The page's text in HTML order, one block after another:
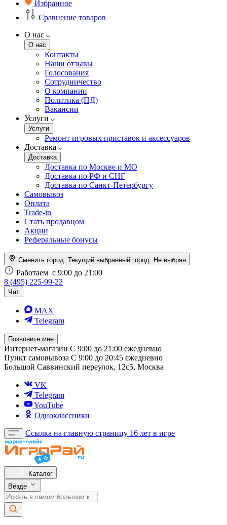
Избранное
Сравнение товаров
О нас
О нас
Контакты
Наши отзывы
Голосования
Сотрудничество
О компании
Политика (ПД)
Вакансии
Услуги
Услуги
Ремонт игровых приставок и аксессуаров
Доставка
Доставка
Доставка по Москве и МО
Доставка по РФ и СНГ
Доставка по Санкт-Петербургу
Самовывоз
Оплата
Trade-in
Стать продавцом
Акции
Реферальные бонусы
Сменить город. Текущий выбранный город: Не выбран
Работаем с 9:00 до 21:00
8 (495) 225-99-22
Чат
MAX
Telegram
Позвоните мне
Интернет-магазин С 9:00 до 21:00 ежедневно
Пункт самовывоза С 9:00 до 20:45 ежедневно
Большой Саввинский переулок, 12с5, Москва
VK
Telegram
YouTube
Одноклассники
Ссылка на главную страницу 16 лет в игре
Каталог
Везде